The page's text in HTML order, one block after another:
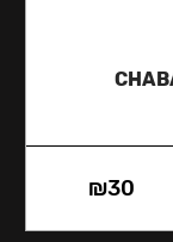
₪30